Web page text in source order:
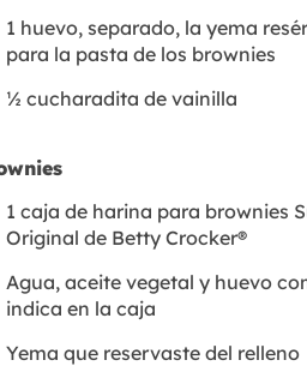
1 huevo, separado, la yema
para la pasta de los brownies
½ cucharadita de vainilla
1 caja de harina para brownies
Original de Betty Crocker®
Agua, aceite vegetal y huevo
indica en la caja
Yema que reservaste del relleno